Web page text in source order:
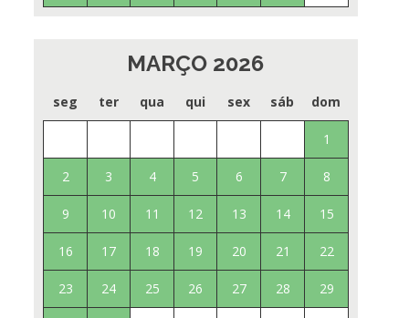
MARÇO 2026
seg ter qua qui sex sáb dom
1
2 3 4 5 6 7 8
9 10 11 12 13 14 15
16 17 18 19 20 21 22
23 24 25 26 27 28 29